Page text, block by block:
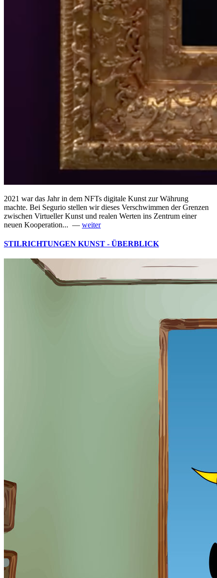
2021 war das Jahr in dem NFTs digitale Kunst zur Währung
machte. Bei Segurio stellen wir dieses Verschwimmen der Grenzen
zwischen Virtueller Kunst und realen Werten ins Zentrum einer
neuen Kooperation... — weiter
STILRICHTUNGEN KUNST - ÜBERBLICK